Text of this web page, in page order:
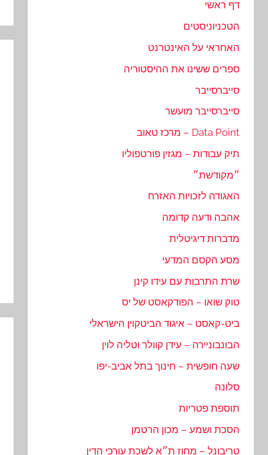
דף ראשי
הטכניוניסטים
האחראי על האינטרנט
ספרים ששינו את ההיסטוריה
סייברסייבר
סייברסייבר מועשר
Data Point – מרכז טאוב
תיק עבודות – מגזין פורטפוליו
״מקודשת״
האגודה לזכויות האזרח
אהבה ודעה קדומה
מדברות דיגיטלית
מסע הקסם המדעי
שרת התרבות עם עידו קינן
טוק שואו – הפודקאסט של יס
ביט-קאסט – איגוד הביטקוין הישראלי
הבונבוניירה – עידן קוולר וטליה לוין
שעה חופשית – חינוך בתל אביב-יפו
סלונה
תוספת פטריות
הסכת ושמע – מכון הרטמן
טריבונל – מחוז ת״א לשכת עורכי הדין